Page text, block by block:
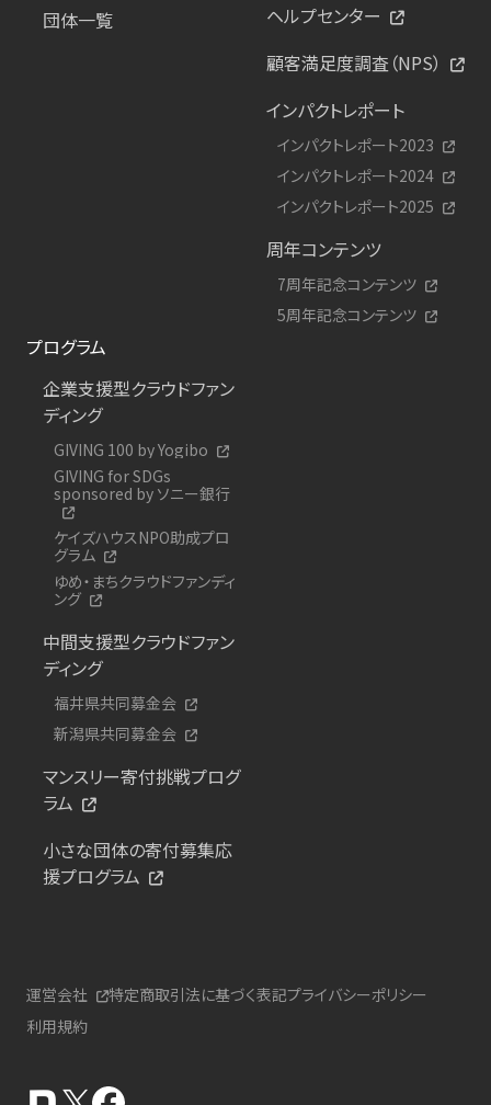
団体一覧
ヘルプセンター
顧客満足度調査（NPS）
インパクトレポート
インパクトレポート2023
インパクトレポート2024
インパクトレポート2025
周年コンテンツ
7周年記念コンテンツ
5周年記念コンテンツ
プログラム
企業支援型クラウドファン
ディング
GIVING 100 by Yogibo
GIVING for SDGs
sponsored by ソニー銀行
ケイズハウスNPO助成プロ
グラム
ゆめ・まちクラウドファンディ
ング
中間支援型クラウドファン
ディング
福井県共同募金会
新潟県共同募金会
マンスリー寄付挑戦プログ
ラム
小さな団体の寄付募集応
援プログラム
運営会社 特定商取引法に基づく表記プライバシーポリシー
利用規約